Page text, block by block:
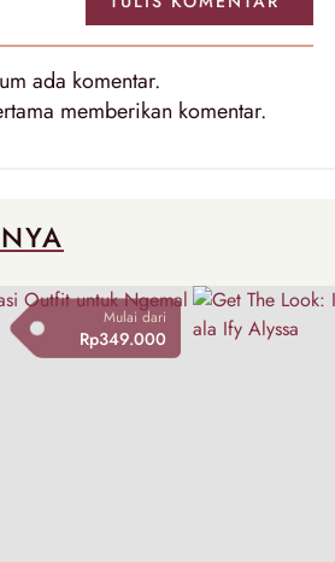
ada komentar.
memberikan komentar.
Mulai dari
Rp349.000